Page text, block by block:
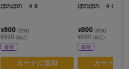
ぼのぼの ４８
¥900 (税抜)
¥990 (税込)
書籍
カートに追加
ぼのぼの ４６
¥800 (税抜)
¥880 (税込)
書籍
カートに